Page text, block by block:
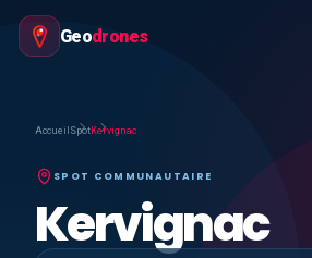
Geodrones
Accueil SpotKervignac
SPOT COMMUNAUTAIRE
Kervignac